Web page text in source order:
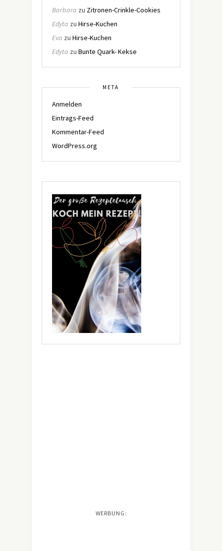
Barbara zu Zitronen-Crinkle-Cookies
Edyta zu Hirse-Kuchen
Eva zu Hirse-Kuchen
Edyta zu Bunte Quark- Kekse
META
Anmelden
Eintrags-Feed
Kommentar-Feed
WordPress.org
WERBUNG: